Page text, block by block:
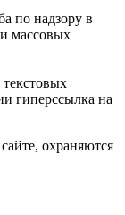
по надзору в
массовых
гиперссылка на
охраняются